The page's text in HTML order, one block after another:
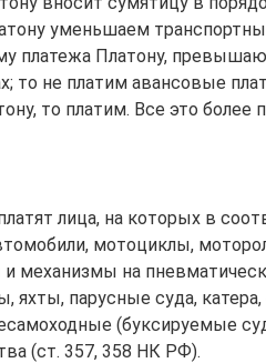
уменьшаем
платежа Платону,
то не платим авансовые
то платим. Все это
лица, на которых в
мотоциклы,
механизмы на
яхты, парусные суда,
(буксируемые
(ст. 357, 358 НК РФ).